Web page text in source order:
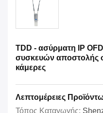
TDD - ασύρματη IP
συσκευών αποστολής
κάμερες
Λεπτομέρειες
Τόπος Καταγωγής: